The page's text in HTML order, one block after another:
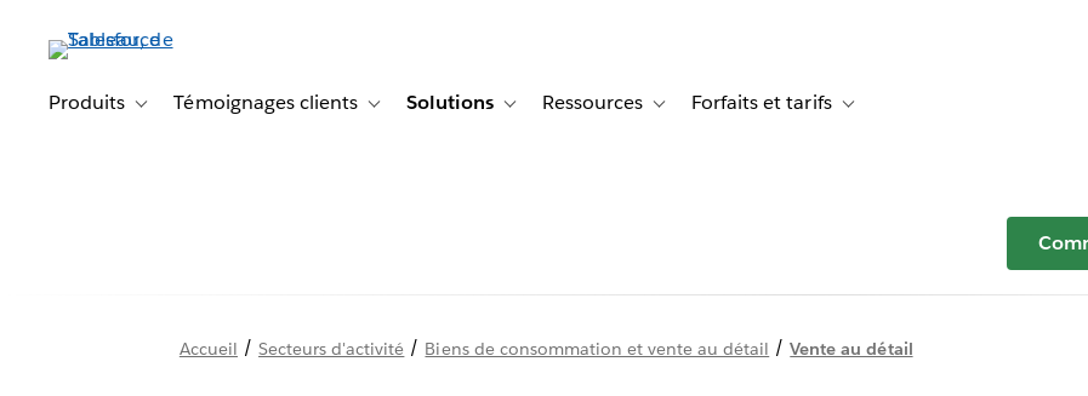
principalProduits Toggle sub-navigation for Produits
Témoignages clients Toggle sub-navigation for Témoignages clients
Solutions Toggle sub-navigation for Solutions
Ressources Toggle sub-navigation for Ressources
Forfaits et tarifs Toggle sub-navigation for Forfaits
Accueil /Secteurs d'activité / Biens de consommation et vente au détail /Vente au détail